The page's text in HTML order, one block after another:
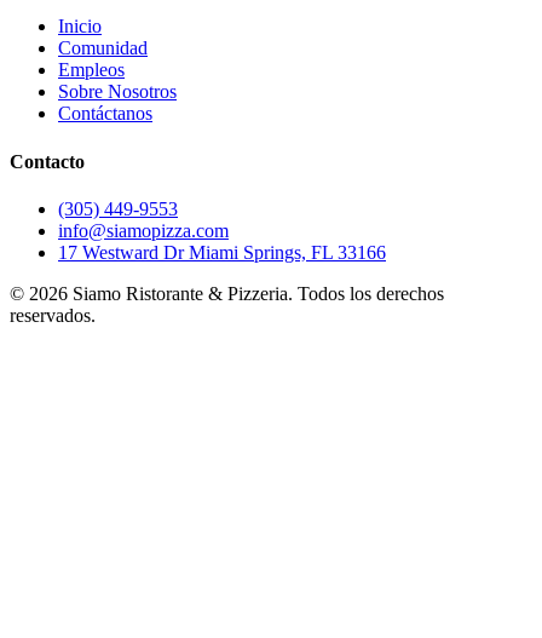
Inicio
Comunidad
Empleos
Sobre Nosotros
Contáctanos
Contacto
(305) 449-9553
info@siamopizza.com
17 Westward Dr Miami Springs, FL 33166
© 2026 Siamo Ristorante & Pizzeria. Todos los derechos
reservados.